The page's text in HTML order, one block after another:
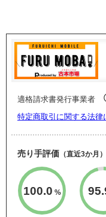
適格請求書発行事業者
特定商取引に関する法律
売り手評価 （直近3か月）
100.0 %